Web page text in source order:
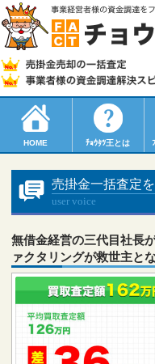
HOME ﾁｮｳﾀﾂ王とは
売掛金一括査定
user voice
無借金経営の三代目社長
ァクタリングが救世主と